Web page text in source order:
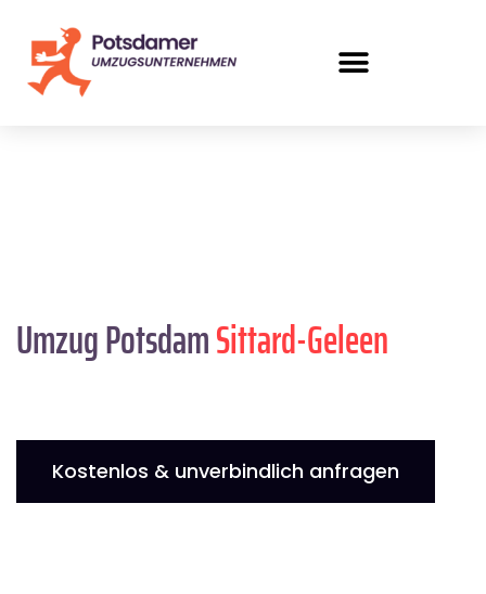
Umzug PotsdamSittard-Geleen
Kostenlos & unverbindlich anfragen